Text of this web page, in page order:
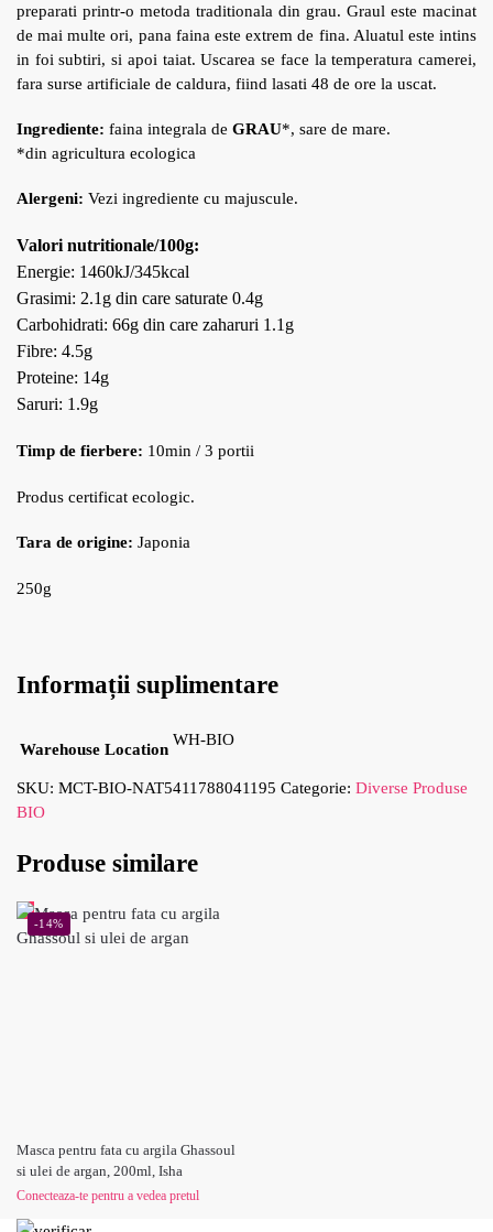
preparati printr-o metoda traditionala din grau. Graul este macinat
de mai multe ori, pana faina este extrem de fina. Aluatul este intins
in foi subtiri, si apoi taiat. Uscarea se face la temperatura camerei,
fara surse artificiale de caldura, fiind lasati 48 de ore la uscat.
Ingrediente: faina integrala de GRAU*, sare de mare.
*din agricultura ecologica
Alergeni: Vezi ingrediente cu majuscule.
Valori nutritionale/100g:
Energie: 1460kJ/345kcal
Grasimi: 2.1g din care saturate 0.4g
Carbohidrati: 66g din care zaharuri 1.1g
Fibre: 4.5g
Proteine: 14g
Saruri: 1.9g
Timp de fierbere: 10min / 3 portii
Produs certificat ecologic.
Tara de origine: Japonia
250g
Informații suplimentare
Warehouse Location
WH-BIO
SKU: MCT-BIO-NAT5411788041195 Categorie: Diverse Produse
BIO
Produse similare
-14%
Masca pentru fata cu argila Ghassoul
si ulei de argan, 200ml, Isha
Conecteaza-te pentru a vedea pretul